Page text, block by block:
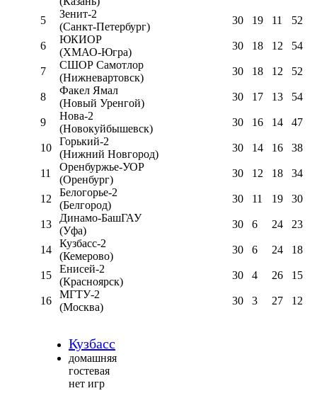
5
Зенит-2
(Санкт-Петербург)
30 19 11 52
6
ЮКИОР
(ХМАО-Югра)
30 18 12 54
7
СШОР Самотлор
(Нижневартовск)
30 18 12 52
8
Факел Ямал
(Новый Уренгой)
30 17 13 54
9
Нова-2
(Новокуйбышевск)
30 16 14 47
10
Горький-2
(Нижний Новгород)
30 14 16 38
11
Оренбуржье-УОР
(Оренбург)
30 12 18 34
12
Белогорье-2
(Белгород)
30 11 19 30
13
Динамо-БашГАУ
(Уфа)
30 6 24 23
14
Кузбасс-2
(Кемерово)
30 6 24 18
15
Енисей-2
(Красноярск)
30 4 26 15
16
МГТУ-2
(Москва)
30 3 27 12
Кузбасс
домашняя
гостевая
нет игр